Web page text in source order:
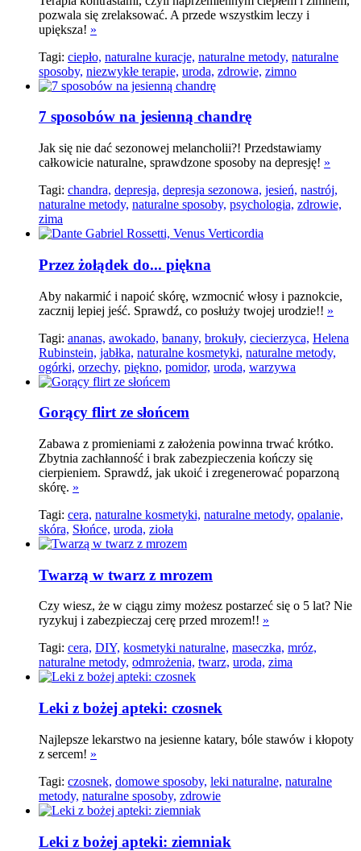
pozwala się zrelaksować. A przede wszystkim leczy i
upiększa! »
Tagi: ciepło, naturalne kuracje, naturalne metody, naturalne
sposoby, niezwykłe terapie, uroda, zdrowie, zimno
7 sposobów na jesienną chandrę
Jak się nie dać sezonowej melancholii?! Przedstawiamy
całkowicie naturalne, sprawdzone sposoby na depresję! »
Tagi: chandra, depresja, depresja sezonowa, jesień, nastrój,
naturalne metody, naturalne sposoby, psychologia, zdrowie,
zima
Przez żołądek do... piękna
Aby nakarmić i napoić skórę, wzmocnić włosy i paznokcie,
zacznij lepiej jeść. Sprawdź, co posłuży twojej urodzie!! »
Tagi: ananas, awokado, banany, brokuły, ciecierzyca, Helena
Rubinstein, jabłka, naturalne kosmetyki, naturalne metody,
ogórki, orzechy, piękno, pomidor, uroda, warzywa
Gorący flirt ze słońcem
Zabawa z promieniami z założenia powinna trwać krótko.
Zbytnia zachłanność i brak zabezpieczenia kończy się
cierpieniem. Sprawdź, jak ukoić i zregenerować poparzoną
skórę. »
Tagi: cera, naturalne kosmetyki, naturalne metody, opalanie,
skóra, Słońce, uroda, zioła
Twarzą w twarz z mrozem
Czy wiesz, że w ciągu zimy możesz postarzeć się o 5 lat? Nie
ryzykuj i zabezpieczaj cerę przed mrozem!! »
Tagi: cera, DIY, kosmetyki naturalne, maseczka, mróz,
naturalne metody, odmrożenia, twarz, uroda, zima
Leki z bożej apteki: czosnek
Najlepsze lekarstwo na jesienne katary, bóle stawów i kłopoty
z sercem! »
Tagi: czosnek, domowe sposoby, leki naturalne, naturalne
metody, naturalne sposoby, zdrowie
Leki z bożej apteki: ziemniak